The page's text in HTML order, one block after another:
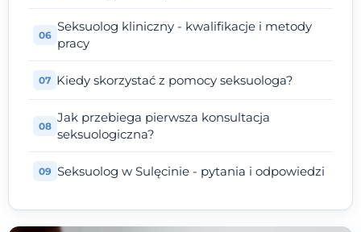
Seksuolog kliniczny - kwalifikacje i metody
pracy
Kiedy skorzystać z pomocy seksuologa?
Jak przebiega pierwsza konsultacja
seksuologiczna?
Seksuolog w Sulęcinie - pytania i odpowiedzi